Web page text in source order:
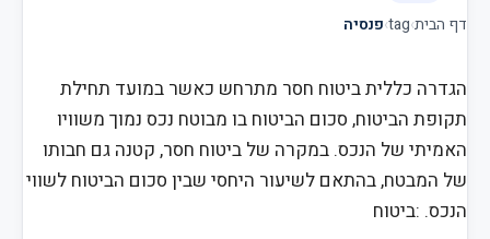
דף הבית›
tag
›פנסיה
הגדרה כללית ביטוח חסר מתרחש כאשר במועד תחילת
תקופת הביטוח, סכום הביטוח בו מבוטח נכס נמוך משוויו
האמיתי של הנכס. במקרה של ביטוח חסר, קטנה גם חבותו
של המבטח, בהתאם לשיעור היחסי שבין סכום הביטוח לשווי
הנכס. :ביטוח